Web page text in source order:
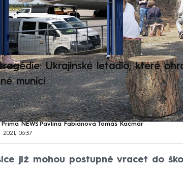
Ukrajinské letadlo, které
municí
NEWS, Pavlína Fabiánová, Tomáš Kačmár
2021, 06:37
již mohou postupně vracet do